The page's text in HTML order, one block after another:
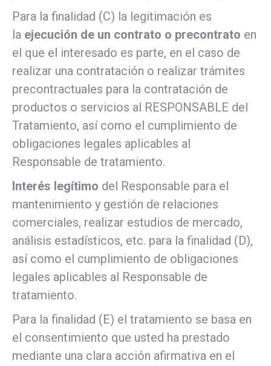
Para la finalidad (C) la legitimación es
la ejecución de un contrato o precontrato en
el que el interesado es parte, en el caso de
realizar una contratación o realizar trámites
precontractuales para la contratación de
productos o servicios al RESPONSABLE del
Tratamiento, así como el cumplimiento de
obligaciones legales aplicables al
Responsable de tratamiento.
Interés legítimo del Responsable para el
mantenimiento y gestión de relaciones
comerciales, realizar estudios de mercado,
análisis estadísticos, etc. para la finalidad (D),
así como el cumplimiento de obligaciones
legales aplicables al Responsable de
tratamiento.
Para la finalidad (E) el tratamiento se basa en
el consentimiento que usted ha prestado
mediante una clara acción afirmativa en el